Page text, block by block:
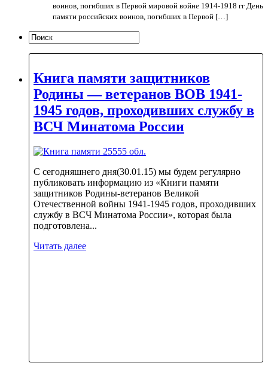
воинов, погибших в Первой мировой войне 1914-1918 гг День
памяти российских воинов, погибших в Первой […]
Книга памяти защитников
Родины — ветеранов ВОВ 1941-
1945 годов, проходивших службу в
ВСЧ Минатома России
С сегодняшнего дня(30.01.15) мы будем регулярно
публиковать информацию из «Книги памяти
защитников Родины-ветеранов Великой
Отечественной войны 1941-1945 годов, проходивших
службу в ВСЧ Минатома России», которая была
подготовлена...
Читать далее